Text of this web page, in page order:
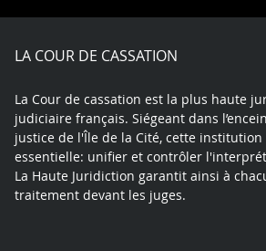
X
FacebookYoutube
LA COUR DE CASSATION
La Cour de cassation est la plus haute
judiciaire français. Siégeant dans
justice de l'Île de la Cité, cette
essentielle: unifier et contrôler
La Haute Juridiction garantit ainsi à
traitement devant les juges.